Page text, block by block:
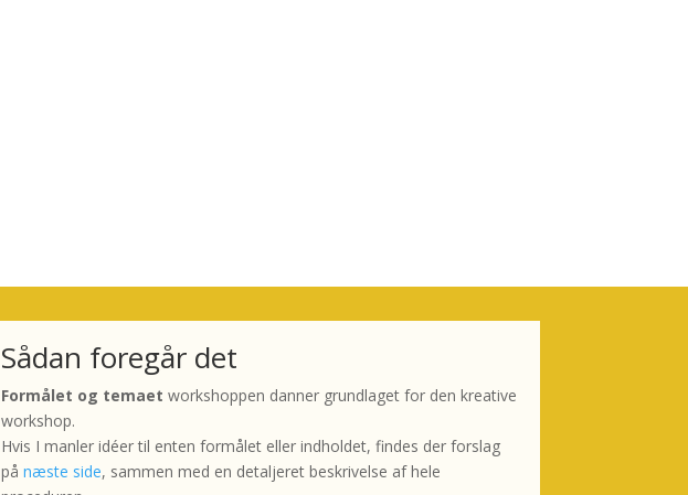
Sådan foregår det
Formålet og temaet workshoppen danner grundlaget for den kreative
workshop.
Hvis I manler idéer til enten formålet eller indholdet, findes der forslag
på næste side, sammen med en detaljeret beskrivelse af hele